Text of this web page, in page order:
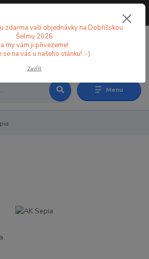
Menu
zdarma vaší objednávky na Dobříšskou
Šelmu 2026
a my vám ji přivezeme!
se na vás u našeho stánku! :-)
Zavřít